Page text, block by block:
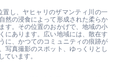
置し、ヤヒャリのザマンティ川の一
然の浸食によって形成された柔らか
す。その位置のおかげで、地域の小
にあります。広い地域には、散在す
に、かつてのコミュニティの痕跡が
写真撮影のスポット、ゆっくりとし
ています。